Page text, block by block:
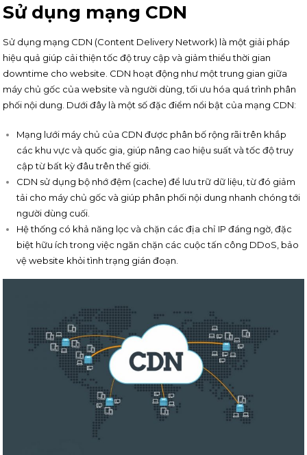
Sử dụng mạng CDN
Sử dụng mạng CDN (Content Delivery Network) là một giải pháp
hiệu quả giúp cải thiện tốc độ truy cập và giảm thiểu thời gian
downtime cho website. CDN hoạt động như một trung gian giữa
máy chủ gốc của website và người dùng, tối ưu hóa quá trình phân
phối nội dung. Dưới đây là một số đặc điểm nổi bật của mạng CDN:
Mạng lưới máy chủ của CDN được phân bố rộng rãi trên khắp
các khu vực và quốc gia, giúp nâng cao hiệu suất và tốc độ truy
cập từ bất kỳ đâu trên thế giới.
CDN sử dụng bộ nhớ đệm (cache) để lưu trữ dữ liệu, từ đó giảm
tải cho máy chủ gốc và giúp phân phối nội dung nhanh chóng tới
người dùng cuối.
Hệ thống có khả năng lọc và chặn các địa chỉ IP đáng ngờ, đặc
biệt hữu ích trong việc ngăn chặn các cuộc tấn công DDoS, bảo
vệ website khỏi tình trạng gián đoạn.